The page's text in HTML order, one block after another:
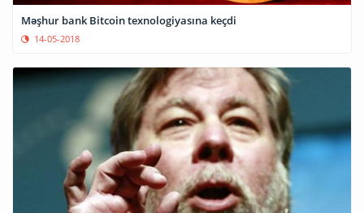
Məşhur bank Bitcoin texnologiyasına keçdi
14-05-2018